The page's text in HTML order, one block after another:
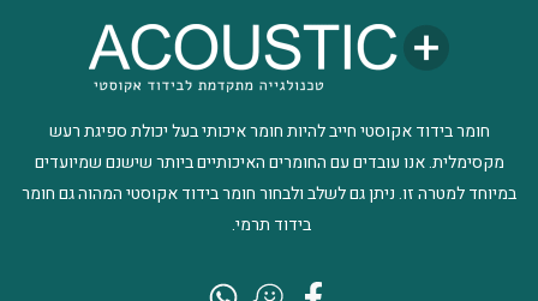
חומר בידוד אקוסטי חייב להיות חומר איכותי בעל יכולת ספיגת רעש
מקסימלית. אנו עובדים עם החומרים האיכותיים ביותר שישנם שמיועדים
במיוחד למטרה זו. ניתן גם לשלב ולבחור חומר בידוד אקוסטי המהוה גם חומר
בידוד תרמי.